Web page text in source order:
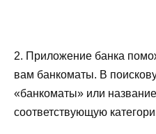
2. Приложение банка
вам банкоматы. В
«банкоматы» или
соответствующую